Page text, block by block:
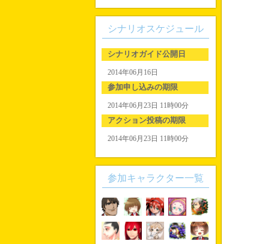
シナリオスケジュール
シナリオガイド公開日
2014年06月16日
参加申し込みの期限
2014年06月23日 11時00分
アクション投稿の期限
2014年06月23日 11時00分
参加キャラクター一覧